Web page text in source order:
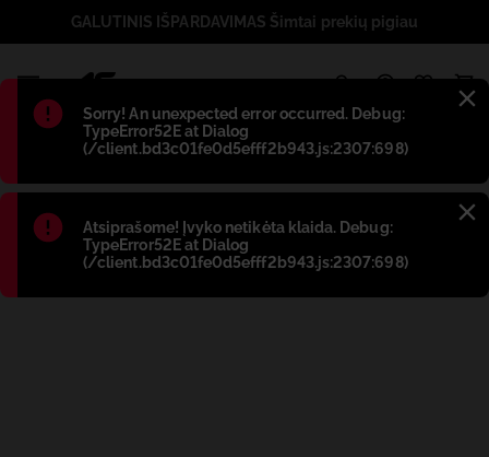
Błąd:
Sorry! An unexpected error occurred. Debug:
TypeError52E at Dialog
(/client.bd3c01fe0d5efff2b943.js:2307:698)
Błąd:
Atsiprašome! Įvyko netikėta klaida. Debug:
TypeError52E at Dialog
(/client.bd3c01fe0d5efff2b943.js:2307:698)
GALUTINIS IŠPARDAVIMAS Šimtai prekių pigiau